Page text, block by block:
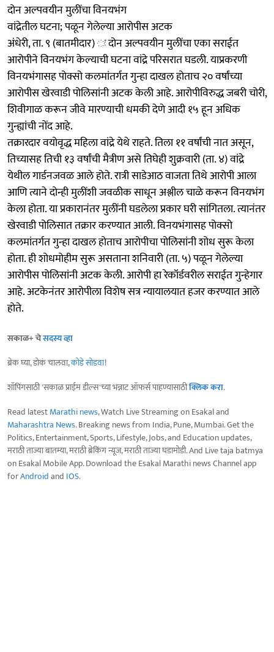
दोन अल्पवयीन मुलींचा विनयभंग
वांद्रेतील घटना; पळून गेलेल्या आरोपीस अटक
अंधेरी, ता. ९ (बातमीदार) ः दोन अल्पवयीन मुलींचा एका सराईत
आरोपीने विनयभंग केल्याची घटना वांद्रे परिसरात घडली. याप्रकरणी
विनयभंगासह पोक्सो कलमांतर्गत गुन्हा दाखल होताच २० वर्षांच्या
आरोपीस खेरवाडी पोलिसांनी अटक केली आहे. आरोपीविरुद्ध जबरी चोरी,
शिवीगाळ करून जीवे मारण्याची धमकी देणे आदी १५ हून अधिक
गुन्ह्यांची नोंद आहे.
तक्रारदार वयोवृद्ध महिला वांद्रे येथे राहते. तिला ११ वर्षांची नात असून,
तिच्यासह तिची १३ वर्षांची मैत्रीण असे तिघेही शुक्रवारी (ता. ४) वांद्रे
येथील गार्डनजवळ आले होते. रात्री साडेआठ वाजता तिथे आरोपी आला
आणि त्याने दोन्ही मुलींशी जवळीक साधून अश्लील चाळे करून विनयभंग
केला होता. या प्रकारानंतर मुलींनी घडलेला प्रकार घरी सांगितला. त्यानंतर
खेरवाडी पोलिसात तक्रार करण्यात आली. विनयभंगासह पोक्सो
कलमांतर्गत गुन्हा दाखल होताच आरोपीचा पोलिसांनी शोध सुरू केला
होता. ही शोधमोहीम सुरू असताना शनिवारी (ता. ५) पळून गेलेल्या
आरोपीस पोलिसांनी अटक केली. आरोपी हा रेकॉर्डवरील सराईत गुन्हेगार
आहे. अटकेनंतर आरोपीला विशेष सत्र न्यायालयात हजर करण्यात आले
होते.
सकाळ+ चेसदस्य व्हा
ब्रेक घ्या, डोकं चालवा,कोडे सोडवा!
शॉपिंगसाठी 'सकाळ प्राईम डील्स'च्या भन्नाट ऑफर्स पाहण्यासाठीक्लिक करा.
Read latestMarathi news, Watch Live Streaming on Esakal and
Maharashtra News. Breaking news from India, Pune, Mumbai. Get the
Politics, Entertainment, Sports, Lifestyle, Jobs, and Education updates,
मराठी ताज्या बातम्या, मराठी ब्रेकिंग न्यूज, मराठी ताज्या घडामोडी. And Live taja batmya
on Esakal Mobile App. Download the Esakal Marathi news Channel app
forAndroidand IOS.